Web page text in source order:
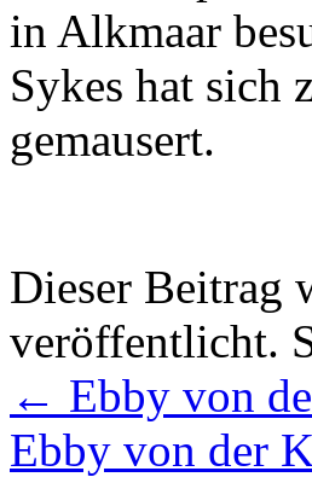
in Alkmaar
Sykes hat sich
gemausert.
Dieser Beitrag
veröffentlicht.
← Ebby von
Ebby von der